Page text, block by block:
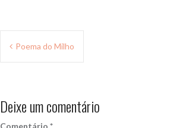
Navegação
Poema do Milho
Deixe um comentário
Comentário *